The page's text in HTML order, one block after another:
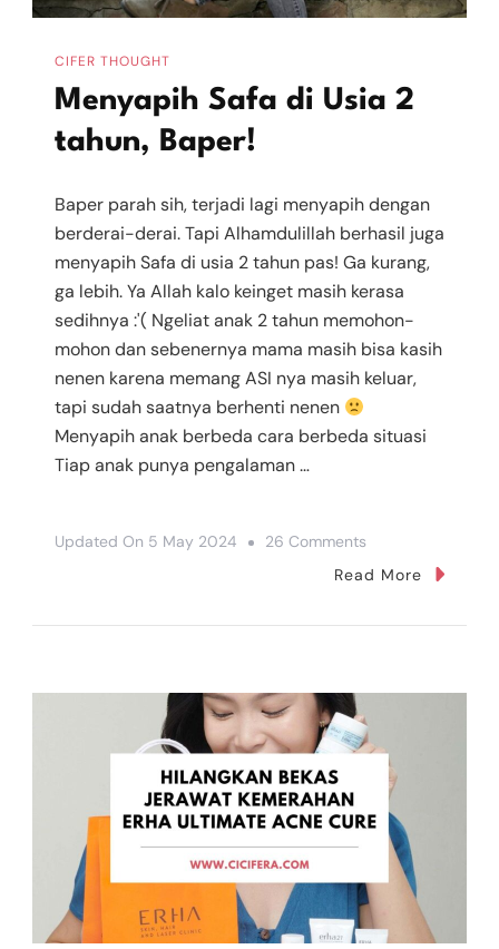
CIFER THOUGHT
Menyapih Safa di Usia 2
tahun, Baper!
Baper parah sih, terjadi lagi menyapih dengan
berderai-derai. Tapi Alhamdulillah berhasil juga
menyapih Safa di usia 2 tahun pas! Ga kurang,
ga lebih. Ya Allah kalo keinget masih kerasa
sedihnya :'( Ngeliat anak 2 tahun memohon-
mohon dan sebenernya mama masih bisa kasih
nenen karena memang ASI nya masih keluar,
tapi sudah saatnya berhenti nenen
Menyapih anak berbeda cara berbeda situasi
Tiap anak punya pengalaman …
Updated On 5 May 2024 26 Comments
Menyapih
Tahun,
Baper!
Read More